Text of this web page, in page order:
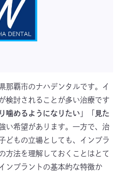
那覇市のナハデンタルです。イ
検討されることが多い治療です
噛めるようになりたい 」「
見た
い希望があります。一方で、治
どもの立場としても、インプラ
方法を理解しておくことはとて
ンプラントの基本的な特徴か